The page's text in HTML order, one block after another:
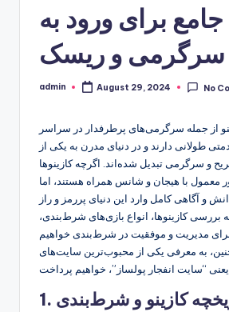
برای ورود به
سرگرمی و ریسک
Posted
admin August 29, 2024 No
از جمله سرگرمی‌های پرطرفدار در سراسر
طولانی دارند و در دنیای مدرن به یکی از
و سرگرمی تبدیل شده‌اند. اگرچه کازینوها
معمول با هیجان و شانس همراه هستند، اما
و آگاهی کامل وارد این دنیای پررمز و راز
بررسی کازینوها، انواع بازی‌های شرط‌بندی،
مدیریت و موفقیت در شرط‌بندی خواهیم
به معرفی یکی از محبوب‌ترین سایت‌های
کازینو و شرط‌بندی